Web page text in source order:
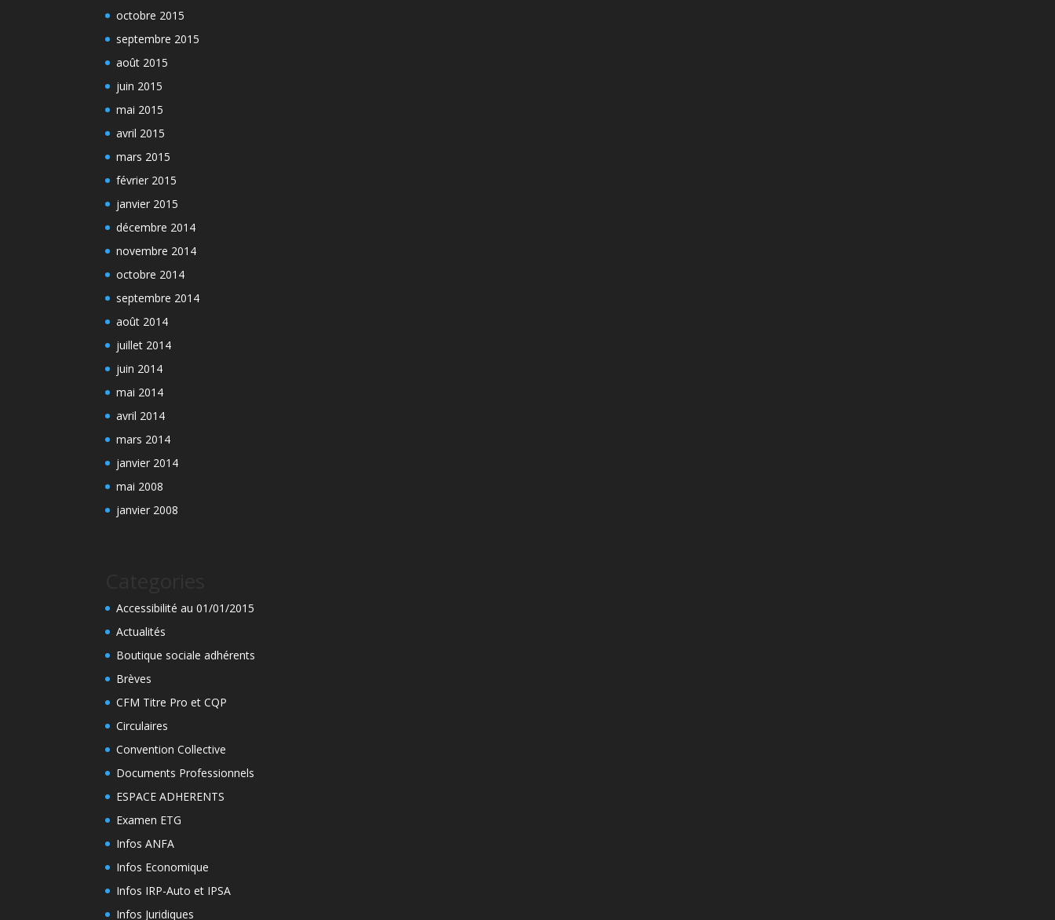
octobre 2015
septembre 2015
août 2015
juin 2015
mai 2015
avril 2015
mars 2015
février 2015
janvier 2015
décembre 2014
novembre 2014
octobre 2014
septembre 2014
août 2014
juillet 2014
juin 2014
mai 2014
avril 2014
mars 2014
janvier 2014
mai 2008
janvier 2008
Accessibilité au 01/01/2015
Actualités
Boutique sociale adhérents
Brèves
CFM Titre Pro et CQP
Circulaires
Convention Collective
Documents Professionnels
ESPACE ADHERENTS
Examen ETG
Infos ANFA
Infos Economique
Infos IRP-Auto et IPSA
Infos Juridiques